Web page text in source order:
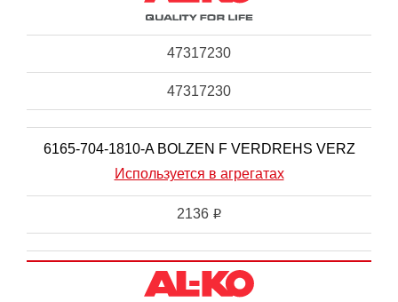
47317230
47317230
6165-704-1810-A BOLZEN F VERDREHS VERZ
Используется в агрегатах
2136 i